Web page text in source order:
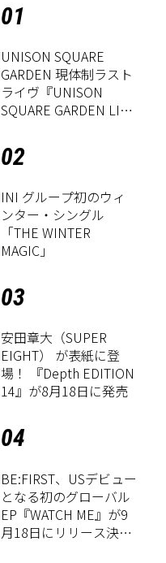
01
UNISON SQUARE
GARDEN 現体制ラスト
ライヴ『UNISON
SQUARE GARDEN LIVE
Period」』レポート
02
INI グループ初のウィ
ンター・シングル
「THE WINTER
MAGIC」
03
安田章大（SUPER
EIGHT） が表紙に登
場！ 『Depth EDITION
14』が8月18日に発売
04
BE:FIRST、USデビュー
となる初のグローバル
EP『WATCH ME』が9
月18日にリリース決